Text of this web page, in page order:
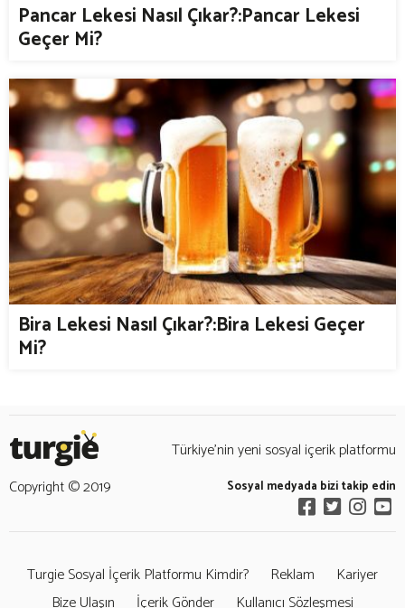
Pancar Lekesi Nasıl Çıkar?:Pancar Lekesi
Geçer Mi?
Bira Lekesi Nasıl Çıkar?:Bira Lekesi Geçer
Mi?
Türkiye’nin yeni sosyal içerik platformu
Copyright © 2019
Sosyal medyada bizi takip edin
Turgie Sosyal İçerik Platformu Kimdir? Reklam
Kariyer